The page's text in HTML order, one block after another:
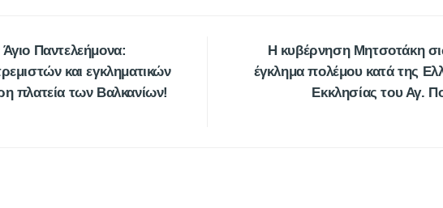
Παντελεήμονα:
και εγκληματικών
πλατεία των Βαλκανίων!
Η κυβέρνηση Μητσοτάκη
έγκλημα πολέμου κατά της
Εκκλησίας του Αγ.